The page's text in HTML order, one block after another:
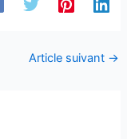
Article suivant →